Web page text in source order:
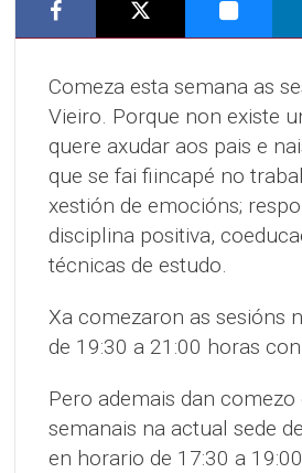
Comeza esta semana as
Vieiro. Porque non existe
quere axudar aos pais e
que se fai fiincapé no
xestión de emocións;
disciplina positiva,
técnicas de estudo.
Xa comezaron as sesións
de 19:30 a 21:00 horas
Pero ademais dan
semanais na actual sede
en horario de 17:30 a